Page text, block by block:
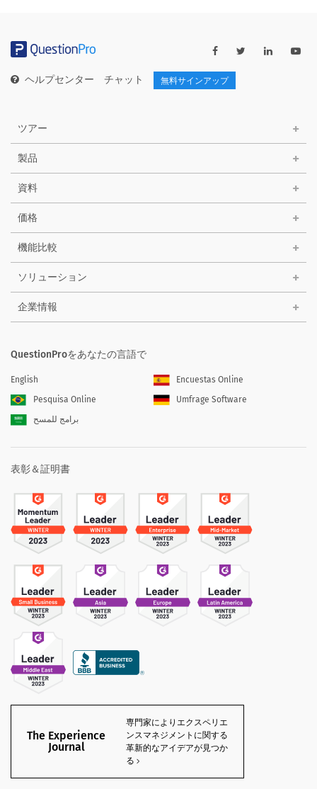
ー
ヘルプセンター チャット 無料サインアップ
ツアー
製品
資料
価格
機能比較
ソリューション
企業情報
QuestionProをあなたの言語で
English
Encuestas Online
Pesquisa Online
Umfrage Software
برامج للمسح
表彰＆証明書
The Experience
Journal
専門家によりエクスペリエ
ンスマネジメントに関する
革新的なアイデアが見つか
る